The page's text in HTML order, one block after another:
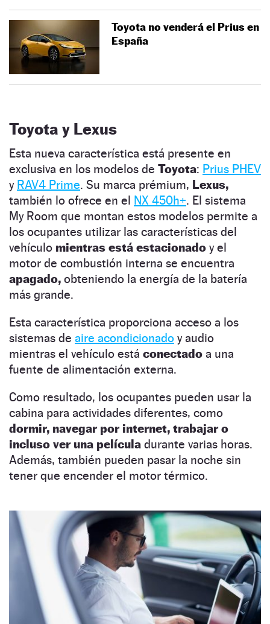
Toyota no venderá el Prius en
España
Toyota y Lexus
Esta nueva característica está presente en
exclusiva en los modelos de Toyota: Prius PHEV
y RAV4 Prime. Su marca prémium, Lexus,
también lo ofrece en el NX 450h+. El sistema
My Room que montan estos modelos permite a
los ocupantes utilizar las características del
vehículo mientras está estacionado y el
motor de combustión interna se encuentra
apagado, obteniendo la energía de la batería
más grande.
Esta característica proporciona acceso a los
sistemas de aire acondicionado y audio
mientras el vehículo está conectado a una
fuente de alimentación externa.
Como resultado, los ocupantes pueden usar la
cabina para actividades diferentes, como
dormir, navegar por internet, trabajar o
incluso ver una película durante varias horas.
Además, también pueden pasar la noche sin
tener que encender el motor térmico.